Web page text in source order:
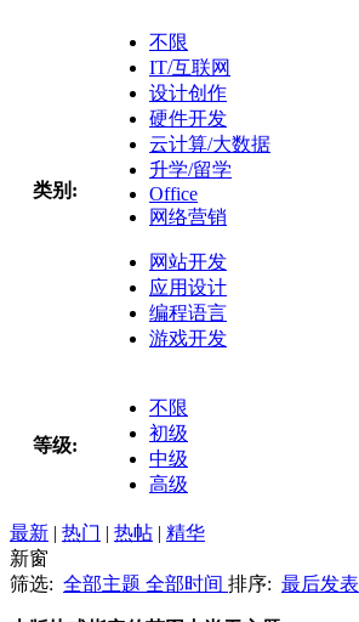
类别:
不限
IT/互联网
设计创作
硬件开发
云计算/大数据
升学/留学
Office
网络营销
网站开发
应用设计
编程语言
游戏开发
等级:
不限
初级
中级
高级
最新 | 热门 | 热帖 | 精华
新窗
筛选: 全部主题 全部时间 排序: 最后发表